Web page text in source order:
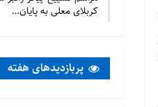
کربلای معلی به پایان…
پربازدید‌های هفته